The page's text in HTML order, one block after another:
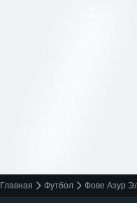
Главная Футбол Фове Азур